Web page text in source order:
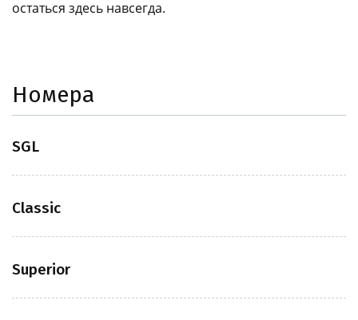
остаться здесь навсегда.
Номера
SGL
Classic
Superior